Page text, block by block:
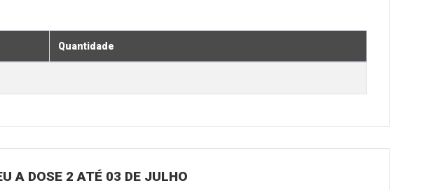
Quantidade
A DOSE 2 ATÉ 03 DE JULHO